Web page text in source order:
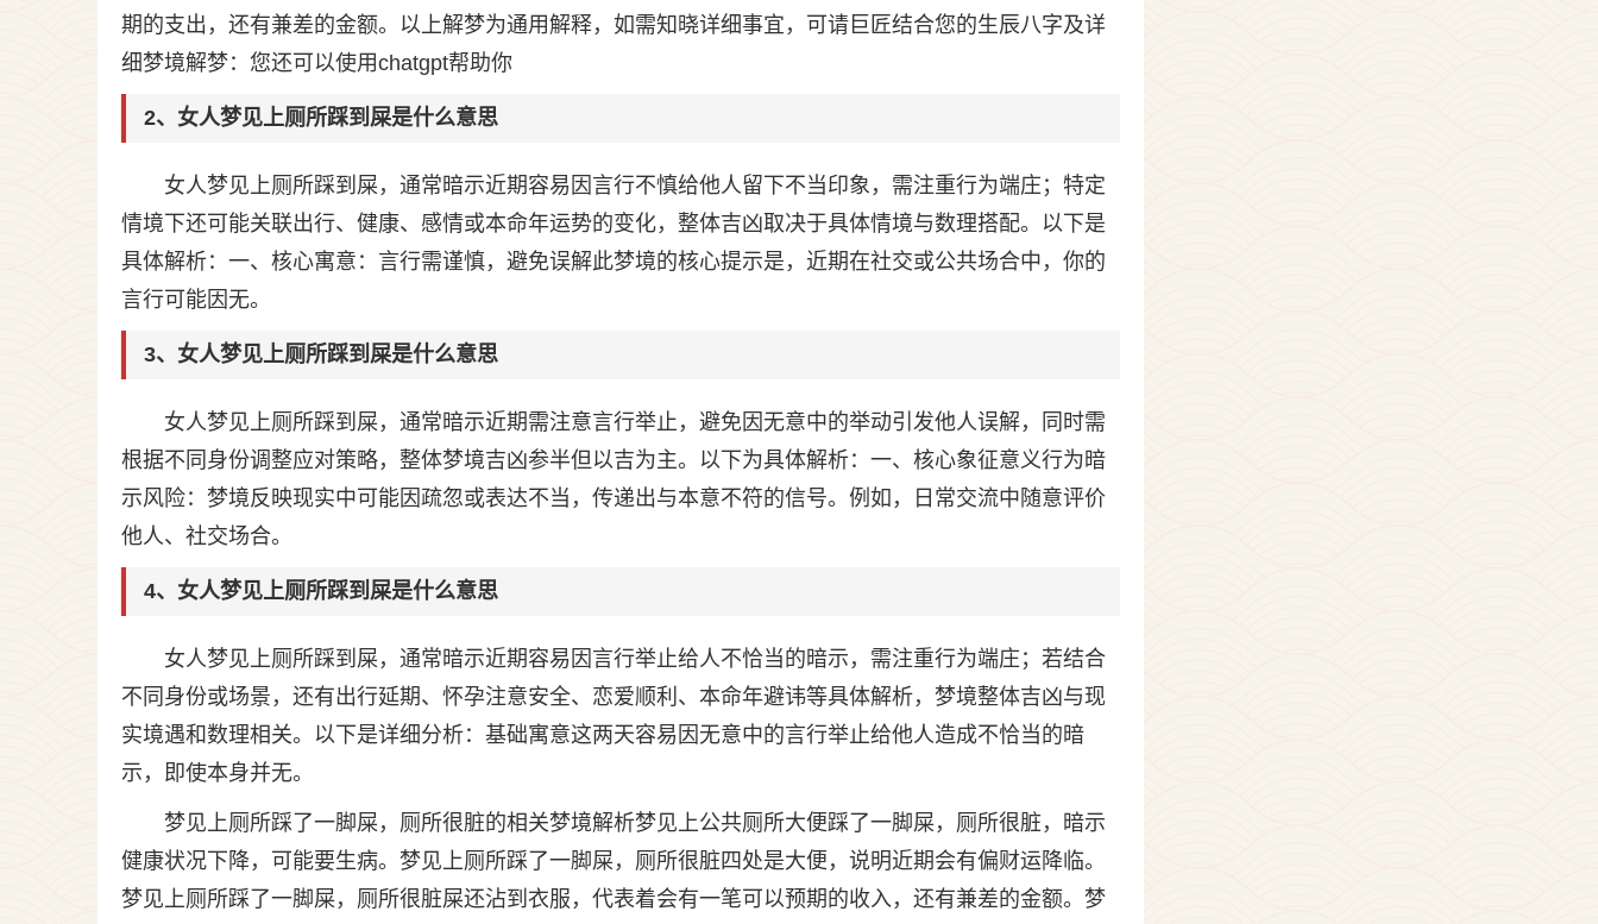
期的支出，还有兼差的金额。以上解梦为通用解释，如需知晓详细事宜，可请巨匠结合您的生辰八字及详
细梦境解梦：您还可以使用chatgpt帮助你
2、女人梦见上厕所踩到屎是什么意思
女人梦见上厕所踩到屎，通常暗示近期容易因言行不慎给他人留下不当印象，需注重行为端庄；特定
情境下还可能关联出行、健康、感情或本命年运势的变化，整体吉凶取决于具体情境与数理搭配。以下是
具体解析：一、核心寓意：言行需谨慎，避免误解此梦境的核心提示是，近期在社交或公共场合中，你的
言行可能因无。
3、女人梦见上厕所踩到屎是什么意思
女人梦见上厕所踩到屎，通常暗示近期需注意言行举止，避免因无意中的举动引发他人误解，同时需
根据不同身份调整应对策略，整体梦境吉凶参半但以吉为主。以下为具体解析：一、核心象征意义行为暗
示风险：梦境反映现实中可能因疏忽或表达不当，传递出与本意不符的信号。例如，日常交流中随意评价
他人、社交场合。
4、女人梦见上厕所踩到屎是什么意思
女人梦见上厕所踩到屎，通常暗示近期容易因言行举止给人不恰当的暗示，需注重行为端庄；若结合
不同身份或场景，还有出行延期、怀孕注意安全、恋爱顺利、本命年避讳等具体解析，梦境整体吉凶与现
实境遇和数理相关。以下是详细分析：基础寓意这两天容易因无意中的言行举止给他人造成不恰当的暗
示，即使本身并无。
梦见上厕所踩了一脚屎，厕所很脏的相关梦境解析梦见上公共厕所大便踩了一脚屎，厕所很脏，暗示
健康状况下降，可能要生病。梦见上厕所踩了一脚屎，厕所很脏四处是大便，说明近期会有偏财运降临。
梦见上厕所踩了一脚屎，厕所很脏屎还沾到衣服，代表着会有一笔可以预期的收入，还有兼差的金额。梦